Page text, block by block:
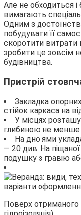
Але не обходиться і
вимагають
Одним з
побудувати її
скоротити витрати
зробити це зовсім
будівництва.
Пристрій
Закладка
стійок каркаса на
У місцях
глибиною не менше
На дно ями
— 20 див. На
подушку з гравію
Поверх отриманого
гідроізоляція).